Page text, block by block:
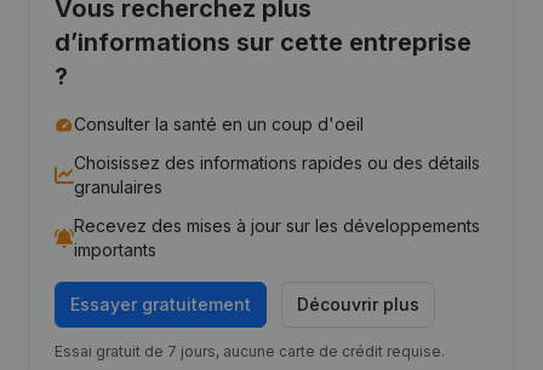
Vous recherchez plus
d’informations sur cette entreprise
?
Consulter la santé en un coup d'oeil
Choisissez des informations rapides ou des détails
granulaires
Recevez des mises à jour sur les développements
importants
Essayer gratuitement Découvrir plus
Essai gratuit de 7 jours, aucune carte de crédit requise.